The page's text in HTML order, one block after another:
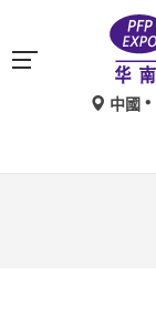
中國